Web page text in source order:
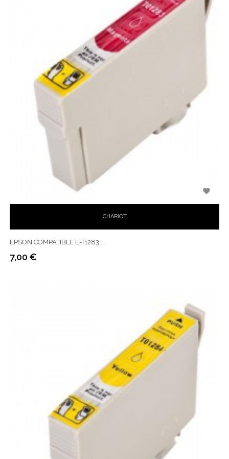
CHARIOT

EPSON COMPATIBLE E-T1283...
Prix
7,00 €